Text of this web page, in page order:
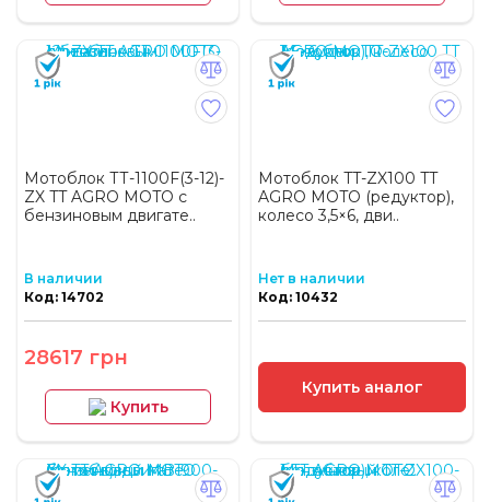
Мотоблок ТТ-1100F(3-12)-
ZX TT AGRO MOTO с
бензиновым двигате..
В наличии
Код: 14702
28617 грн
Купить
Мотоблок TT-ZX100 TT
AGRO MOTO (редуктор),
колесо 3,5×6, дви..
Нет в наличии
Код: 10432
Купить аналог